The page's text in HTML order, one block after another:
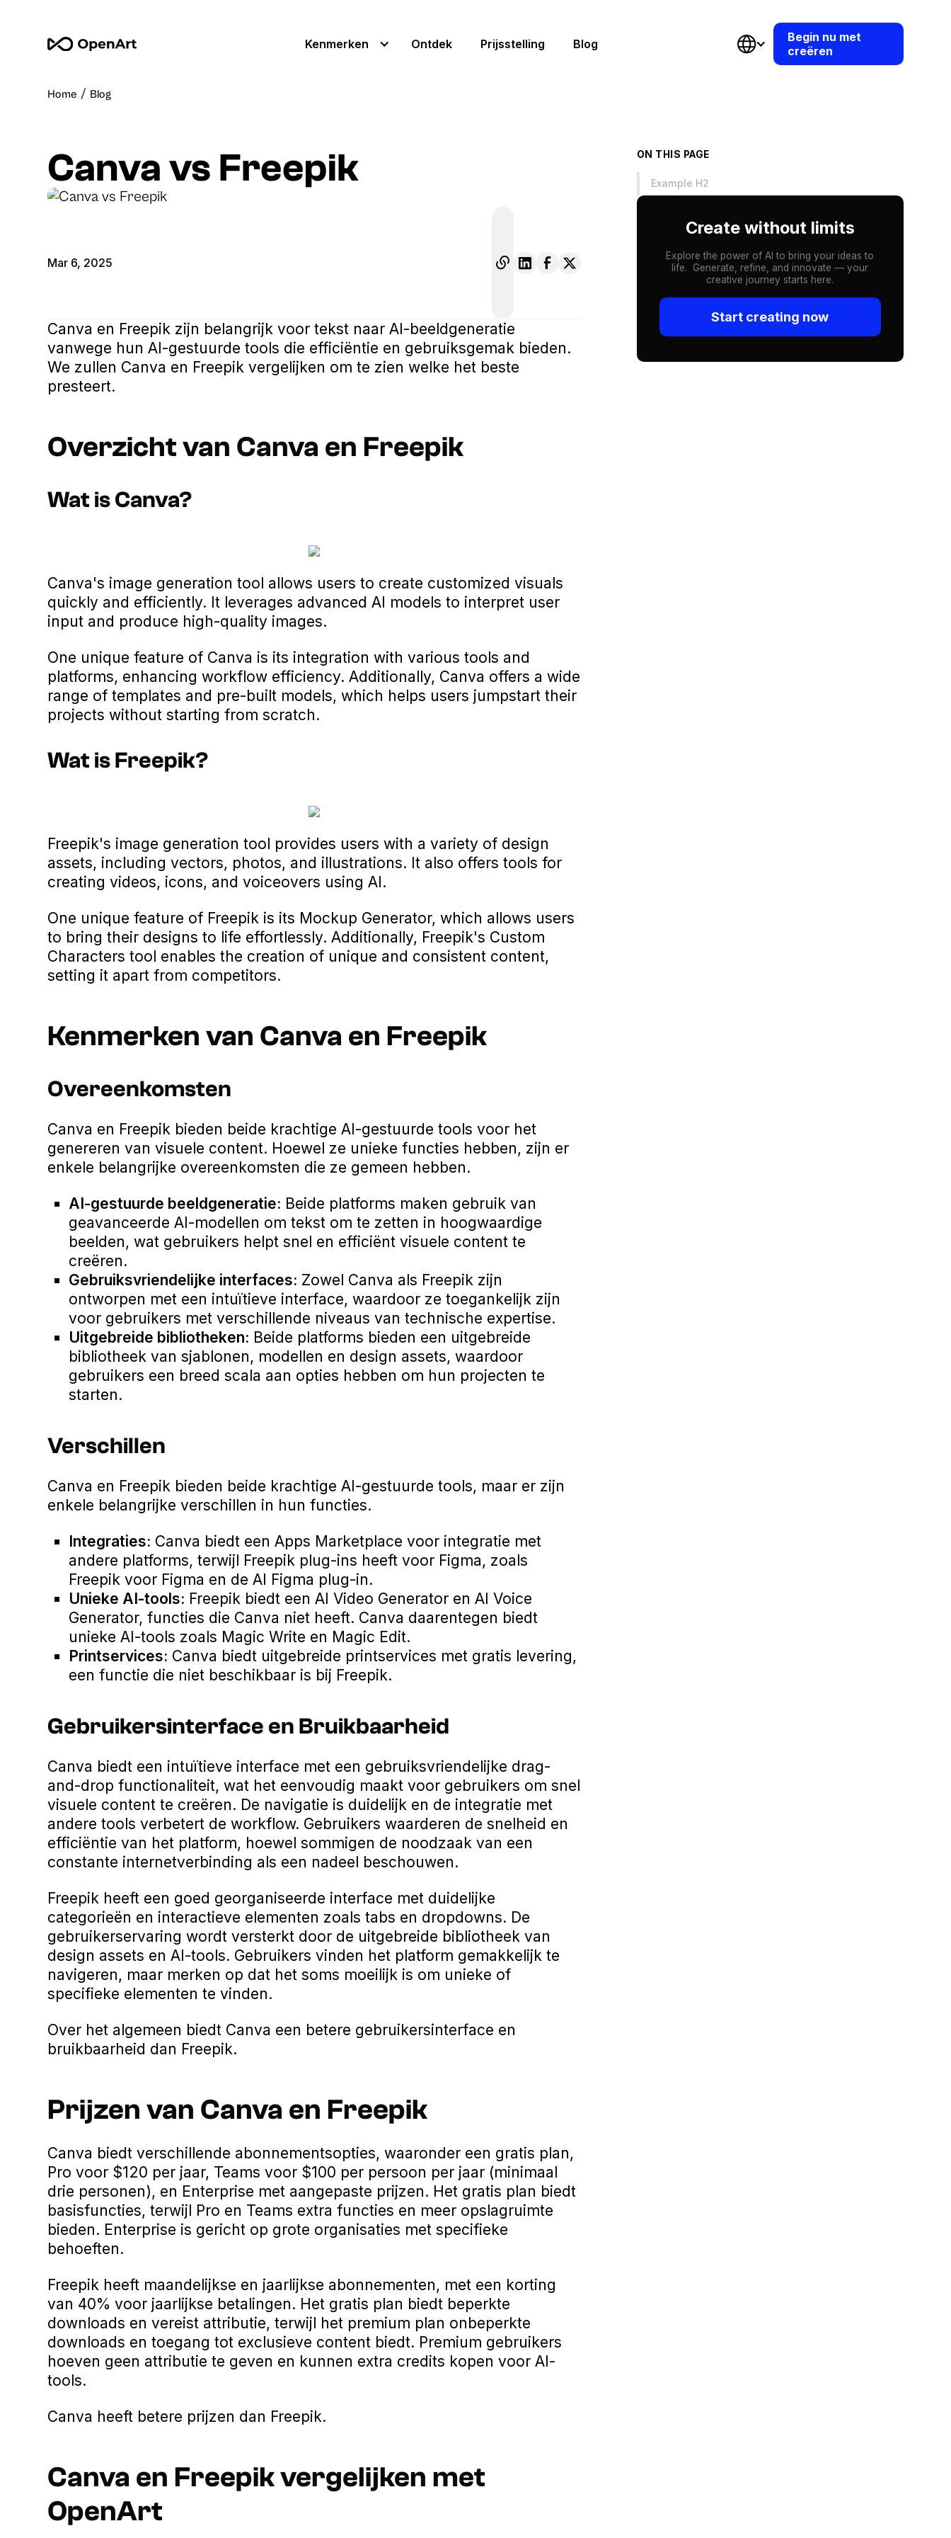
Kenmerken Ontdek Prijsstelling Blog
Begin nu met
creëren
Home / Blog
Canva vs Freepik
Mar 6, 2025
Canva en Freepik zijn belangrijk voor tekst naar AI-beeldgeneratie
vanwege hun AI-gestuurde tools die efficiëntie en gebruiksgemak bieden.
We zullen Canva en Freepik vergelijken om te zien welke het beste
presteert.
Overzicht van Canva en Freepik
Wat is Canva?
Canva's image generation tool allows users to create customized visuals
quickly and efficiently. It leverages advanced AI models to interpret user
input and produce high-quality images.
One unique feature of Canva is its integration with various tools and
platforms, enhancing workflow efficiency. Additionally, Canva offers a wide
range of templates and pre-built models, which helps users jumpstart their
projects without starting from scratch.
Wat is Freepik?
Freepik's image generation tool provides users with a variety of design
assets, including vectors, photos, and illustrations. It also offers tools for
creating videos, icons, and voiceovers using AI.
One unique feature of Freepik is its Mockup Generator, which allows users
to bring their designs to life effortlessly. Additionally, Freepik's Custom
Characters tool enables the creation of unique and consistent content,
setting it apart from competitors.
Kenmerken van Canva en Freepik
Overeenkomsten
Canva en Freepik bieden beide krachtige AI-gestuurde tools voor het
genereren van visuele content. Hoewel ze unieke functies hebben, zijn er
enkele belangrijke overeenkomsten die ze gemeen hebben.
AI-gestuurde beeldgeneratie: Beide platforms maken gebruik van
geavanceerde AI-modellen om tekst om te zetten in hoogwaardige
beelden, wat gebruikers helpt snel en efficiënt visuele content te
creëren.
Gebruiksvriendelijke interfaces: Zowel Canva als Freepik zijn
ontworpen met een intuïtieve interface, waardoor ze toegankelijk zijn
voor gebruikers met verschillende niveaus van technische expertise.
Uitgebreide bibliotheken: Beide platforms bieden een uitgebreide
bibliotheek van sjablonen, modellen en design assets, waardoor
gebruikers een breed scala aan opties hebben om hun projecten te
starten.
Verschillen
Canva en Freepik bieden beide krachtige AI-gestuurde tools, maar er zijn
enkele belangrijke verschillen in hun functies.
Integraties: Canva biedt een Apps Marketplace voor integratie met
andere platforms, terwijl Freepik plug-ins heeft voor Figma, zoals
Freepik voor Figma en de AI Figma plug-in.
Unieke AI-tools: Freepik biedt een AI Video Generator en AI Voice
Generator, functies die Canva niet heeft. Canva daarentegen biedt
unieke AI-tools zoals Magic Write en Magic Edit.
Printservices: Canva biedt uitgebreide printservices met gratis levering,
een functie die niet beschikbaar is bij Freepik.
Gebruikersinterface en Bruikbaarheid
Canva biedt een intuïtieve interface met een gebruiksvriendelijke drag-
and-drop functionaliteit, wat het eenvoudig maakt voor gebruikers om snel
visuele content te creëren. De navigatie is duidelijk en de integratie met
andere tools verbetert de workflow. Gebruikers waarderen de snelheid en
efficiëntie van het platform, hoewel sommigen de noodzaak van een
constante internetverbinding als een nadeel beschouwen.
Freepik heeft een goed georganiseerde interface met duidelijke
categorieën en interactieve elementen zoals tabs en dropdowns. De
gebruikerservaring wordt versterkt door de uitgebreide bibliotheek van
design assets en AI-tools. Gebruikers vinden het platform gemakkelijk te
navigeren, maar merken op dat het soms moeilijk is om unieke of
specifieke elementen te vinden.
Over het algemeen biedt Canva een betere gebruikersinterface en
bruikbaarheid dan Freepik.
Prijzen van Canva en Freepik
Canva biedt verschillende abonnementsopties, waaronder een gratis plan,
Pro voor $120 per jaar, Teams voor $100 per persoon per jaar (minimaal
drie personen), en Enterprise met aangepaste prijzen. Het gratis plan biedt
basisfuncties, terwijl Pro en Teams extra functies en meer opslagruimte
bieden. Enterprise is gericht op grote organisaties met specifieke
behoeften.
Freepik heeft maandelijkse en jaarlijkse abonnementen, met een korting
van 40% voor jaarlijkse betalingen. Het gratis plan biedt beperkte
downloads en vereist attributie, terwijl het premium plan onbeperkte
downloads en toegang tot exclusieve content biedt. Premium gebruikers
hoeven geen attributie te geven en kunnen extra credits kopen voor AI-
tools.
Canva heeft betere prijzen dan Freepik.
Canva en Freepik vergelijken met
OpenArt
ON THIS PAGE
Example H2
Create without limits
Explore the power of AI to bring your ideas to
life. Generate, refine, and innovate — your
creative journey starts here.
Start creating now